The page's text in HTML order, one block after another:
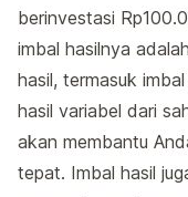
berinvestasi
imbal hasilnya
hasil, termasuk
hasil variabel dari
akan membantu
tepat. Imbal hasil